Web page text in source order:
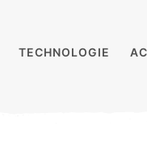
TECHNOLOGIE